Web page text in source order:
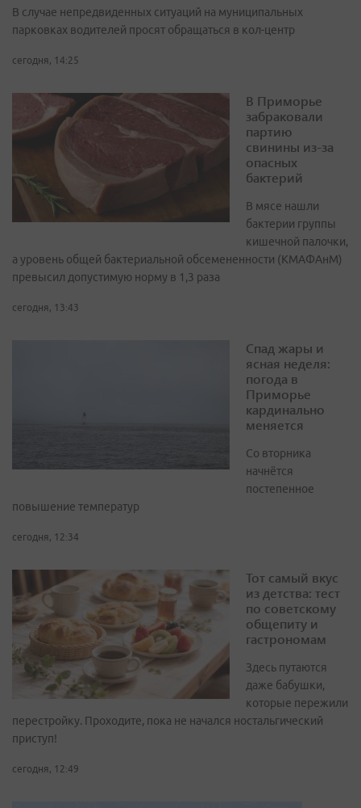
В случае непредвиденных ситуаций на муниципальных
парковках водителей просят обращаться в кол-центр
сегодня, 14:25
В Приморье
забраковали
партию
свинины из-за
опасных
бактерий
В мясе нашли
бактерии группы
кишечной палочки,
а уровень общей бактериальной обсемененности (КМАФАнМ)
превысил допустимую норму в 1,3 раза
сегодня, 13:43
Спад жары и
ясная неделя:
погода в
Приморье
кардинально
меняется
Со вторника
начнётся
постепенное
повышение температур
сегодня, 12:34
Тот самый вкус
из детства: тест
по советскому
общепиту и
гастрономам
Здесь путаются
даже бабушки,
которые пережили
перестройку. Проходите, пока не начался ностальгический
приступ!
сегодня, 12:49